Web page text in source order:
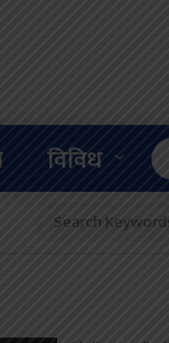
विविध